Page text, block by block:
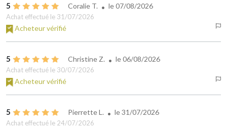
5 Coralie T. le07/08/2026
Achat effectué le 31/07/2026
Acheteur vérifié
5 Christine Z. le06/08/2026
Achat effectué le 30/07/2026
Acheteur vérifié
5 Pierrette L. le31/07/2026
Achat effectué le 24/07/2026